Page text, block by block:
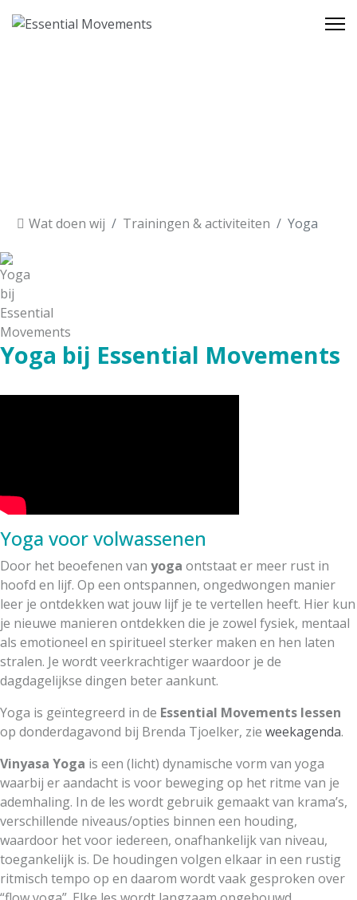
Wat doen wij Trainingen & activiteiten Yoga
Yoga bij Essential Movements
Yoga voor volwassenen
Door het beoefenen van yoga ontstaat er meer rust in
hoofd en lijf. Op een ontspannen, ongedwongen manier
leer je ontdekken wat jouw lijf je te vertellen heeft. Hier kun
je nieuwe manieren ontdekken die je zowel fysiek, mentaal
als emotioneel en spiritueel sterker maken en hen laten
stralen. Je wordt veerkrachtiger waardoor je de
dagdagelijkse dingen beter aankunt.
Yoga is geïntegreerd in de Essential Movements lessen
op donderdagavond bij Brenda Tjoelker, zie weekagenda.
Vinyasa Yoga is een (licht) dynamische vorm van yoga
waarbij er aandacht is voor beweging op het ritme van je
ademhaling. In de les wordt gebruik gemaakt van krama’s,
verschillende niveaus/opties binnen een houding,
waardoor het voor iedereen, onafhankelijk van niveau,
toegankelijk is. De houdingen volgen elkaar in een rustig
ritmisch tempo op en daarom wordt vaak gesproken over